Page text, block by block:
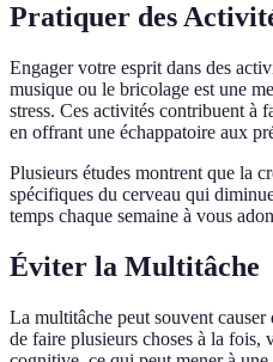
Pratiquer des
Engager votre esprit dans des
musique ou le bricolage est une
stress. Ces activités contribuent à
en offrant une échappatoire aux
Plusieurs études montrent que la
spécifiques du cerveau qui
temps chaque semaine à vous
Éviter la Multitâche
La multitâche peut souvent causer
de faire plusieurs choses à la fois,